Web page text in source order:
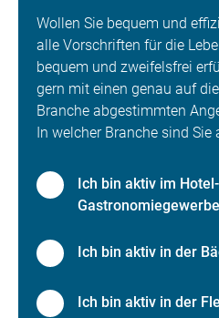
Wollen Sie bequem und
alle Vorschriften für die
bequem und zweifelsfrei
gern mit einen genau auf
Branche abgestimmten
In welcher Branche sind Sie
Ich bin aktiv im
Ich bin aktiv in der
Ich bin aktiv in der